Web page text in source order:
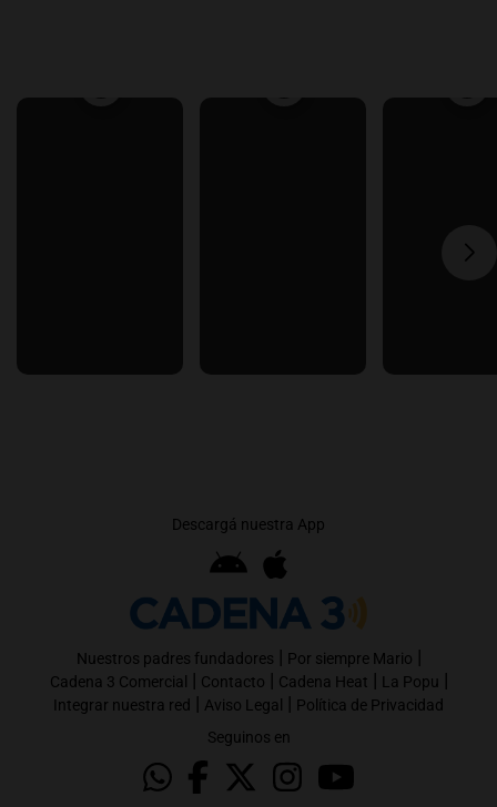
Descargá nuestra App
Nuestros padres fundadores | Por siempre Mario |
Cadena 3 Comercial | Contacto | Cadena Heat | La Popu |
Integrar nuestra red | Aviso Legal | Política de Privacidad
Seguinos en